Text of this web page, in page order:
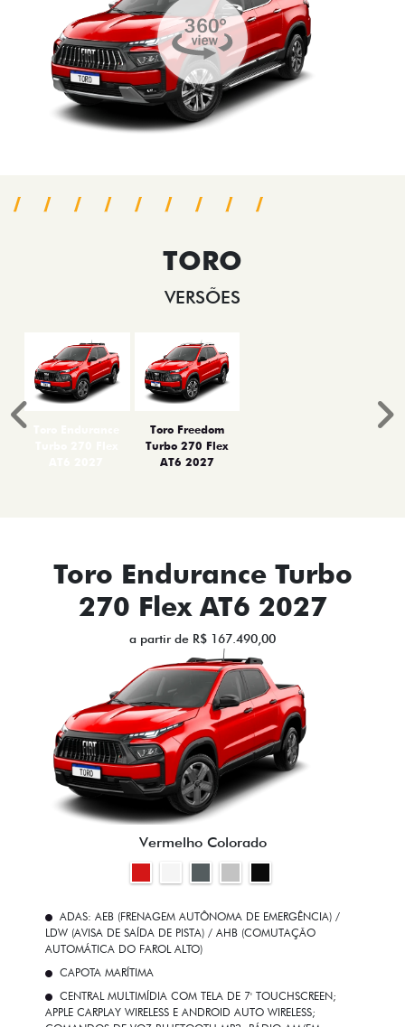
TORO
VERSÕES
Toro Freedom
Turbo 270 Flex
AT6 2027
Anterior
Toro Endurance Turbo
270 Flex AT6 2027
a partir de R$ 167.490,00
Vermelho Colorado
ADAS: AEB (FRENAGEM AUTÔNOMA DE EMERGÊNCIA) /
LDW (AVISA DE SAÍDA DE PISTA) / AHB (COMUTAÇÃO
AUTOMÁTICA DO FAROL ALTO)
CAPOTA MARÍTIMA
CENTRAL MULTIMÍDIA COM TELA DE 7' TOUCHSCREEN;
APPLE CARPLAY WIRELESS E ANDROID AUTO WIRELESS;